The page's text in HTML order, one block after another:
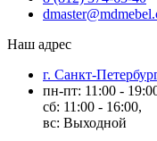
Наш адрес
г. Санкт-
пн-пт: 11:00 -
сб: 11:00 - 16:00,
вс: Выходной